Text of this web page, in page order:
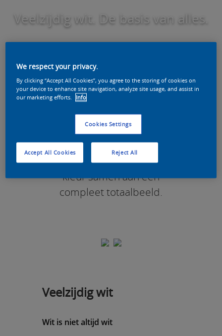
Veelzijdig wit. De basis van alles.
Wit vormt de basis van alles.
Doordat wit licht reflecteert,
‘vangt’ het de natuurlijke
kleuren en sluit het feilloos
aan bij warme en koele
kleuren. Zo werken wit en
kleur samen aan een
compleet totaalbeeld.
Veelzijdig wit
Wit is niet altijd wit
We respect your privacy.
By clicking “Accept All Cookies”, you agree to the storing of cookies on
your device to enhance site navigation, analyze site usage, and assist in
our marketing efforts.
Info
Cookies Settings
Reject All
Accept All Cookies